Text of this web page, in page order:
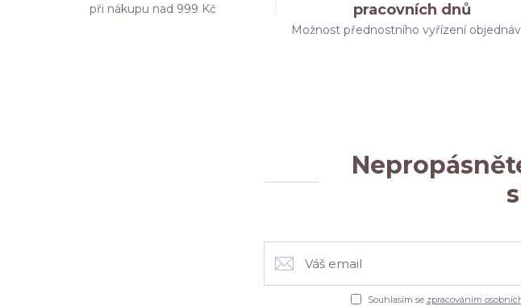
při nákupu nad 999 Kč
pracovních dnů
Možnost přednostního vyřízení
Souhlasím se zpracováním